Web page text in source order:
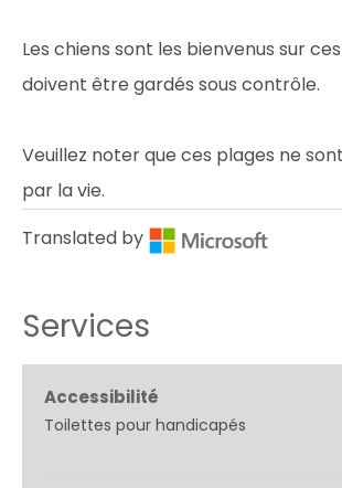
Les chiens sont les bienvenus sur
doivent être gardés sous contrôle.
Veuillez noter que ces plages ne
par la vie.
Translated by
Services
Accessibilité
Toilettes pour handicapés